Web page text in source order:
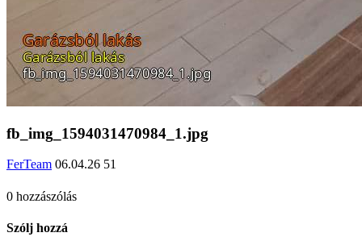
fb_img_1594031470984_1.jpg
FerTeam 06.04.26 51
0 hozzászólás
Szólj hozzá